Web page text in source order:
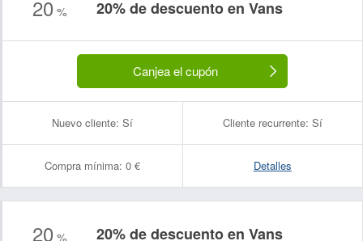
20 % 20% de descuento en Vans
Canjea el cupón
Nuevo cliente: Sí Cliente recurrente: Sí
Compra mínima: 0 € Detalles
20 % 20% de descuento en Vans
Nombre:
Correo electrónico: